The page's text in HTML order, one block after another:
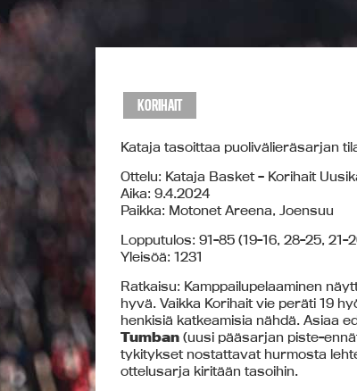
KORIHAIT
Kataja tasoittaa puolivälieräsarjan
Ottelu: Kataja Basket – Korihait
Aika: 9.4.2024
Paikka: Motonet Areena, Joensuu
Lopputulos: 91-85 (19-16, 28-25, 21-
Yleisöä: 1231
Ratkaisu: Kamppailupelaaminen
hyvä. Vaikka Korihait vie peräti 19
henkisiä katkeamisia nähdä. Asiaa
Tumban(uusi pääsarjan piste-
tykitykset nostattavat hurmosta
ottelusarja kiritään tasoihin.